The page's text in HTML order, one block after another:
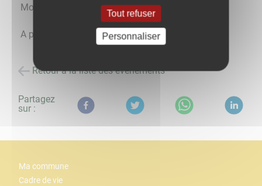
Morvan.
A partir de 16h pour les animations gratuites.
Retour à la liste des évènements
Partagez
sur :
Ma commune
Cadre de vie
Tout refuser
Personnaliser